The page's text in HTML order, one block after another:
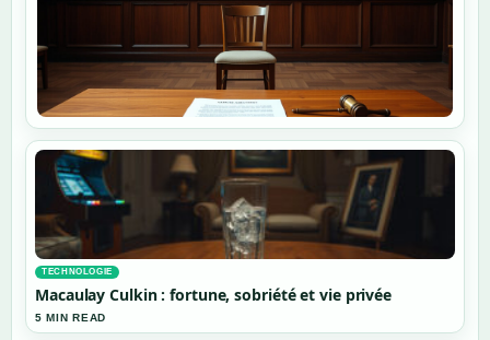
TECHNOLOGIE
Macaulay Culkin : fortune, sobriété et vie privée
5 MIN READ